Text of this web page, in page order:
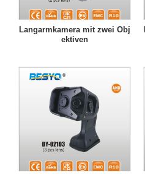
Langarmkamera mit zwei Obj
ektiven